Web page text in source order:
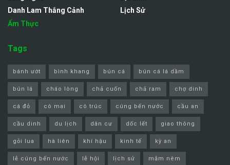
Danh Lam Thắng Cảnh
Ẩm Thực
Lịch Sử
Tags
bánh ướt bình khang bún cá bún cá lá dầm
bún lá cháo lòng chả cuốn chả ram chợ dinh
cá đỏ cô mai cô trúc cúng bến nước cầu an
cầu dinh du lịch dân cư dốc lết giao thông
gỏi lua hà liên khí hậu kinh tế kỳ an
lễ cúng bến nước lễ hội lịch sử mắm nêm